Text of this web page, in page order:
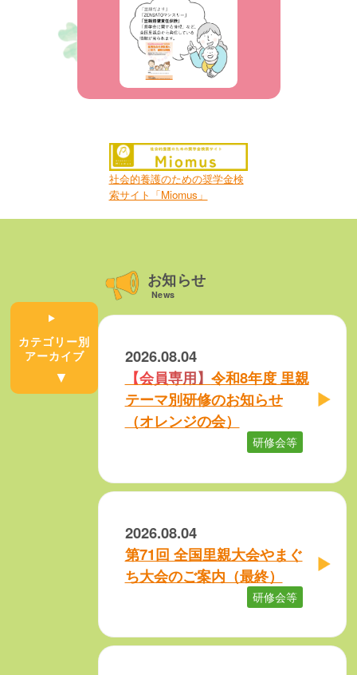
社会的養護のための奨学金検
索サイト「Miomus」
カテゴリー別
アーカイブ
お知らせ
News
2026.08.04
令和8年度 里親
テーマ別研修のお知らせ
（オレンジの会）
研修会等
2026.08.04
第71回 全国里親大会やまぐ
ち大会のご案内（最終）
研修会等